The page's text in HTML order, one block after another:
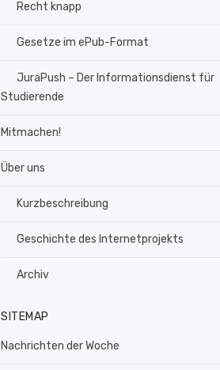
Recht knapp
Gesetze im ePub-Format
JuraPush – Der Informationsdienst für
Studierende
Mitmachen!
Über uns
Kurzbeschreibung
Geschichte des Internetprojekts
Archiv
SITEMAP
Nachrichten der Woche